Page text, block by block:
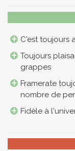
C'est toujours
Toujours
grappes
Framerate
nombre de
Fidèle à